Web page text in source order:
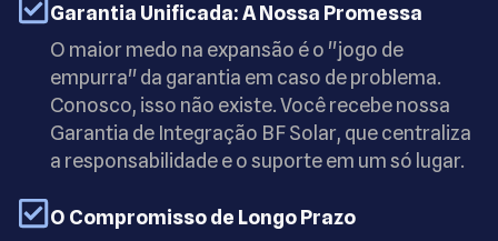
Garantia Unificada: A Nossa Promessa
O maior medo na expansão é o "jogo de
empurra" da garantia em caso de problema.
Conosco, isso não existe. Você recebe nossa
Garantia de Integração BF Solar, que centraliza
a responsabilidade e o suporte em um só lugar.
O Compromisso de Longo Prazo